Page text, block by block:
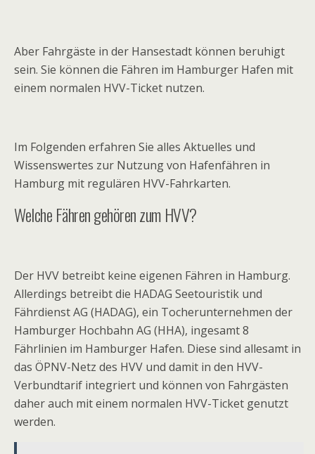
Aber Fahrgäste in der Hansestadt können beruhigt
sein. Sie können die Fähren im Hamburger Hafen mit
einem normalen HVV-Ticket nutzen.
Im Folgenden erfahren Sie alles Aktuelles und
Wissenswertes zur Nutzung von Hafenfähren in
Hamburg mit regulären HVV-Fahrkarten.
Welche Fähren gehören zum HVV?
Der HVV betreibt keine eigenen Fähren in Hamburg.
Allerdings betreibt die HADAG Seetouristik und
Fährdienst AG (HADAG), ein Tocherunternehmen der
Hamburger Hochbahn AG (HHA), ingesamt 8
Fährlinien im Hamburger Hafen. Diese sind allesamt in
das ÖPNV-Netz des HVV und damit in den HVV-
Verbundtarif integriert und können von Fahrgästen
daher auch mit einem normalen HVV-Ticket genutzt
werden.